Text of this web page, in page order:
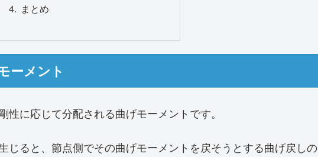
まとめ
ーメント
性に応じて分配される曲げモーメントです。
じると、節点側でその曲げモーメントを戻そうとする曲げ戻しの